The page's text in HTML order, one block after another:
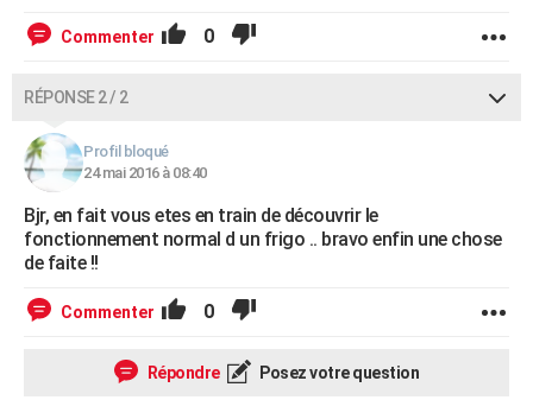
Commenter 0
RÉPONSE 2 / 2
Profil bloqué
24 mai 2016 à 08:40
Bjr, en fait vous etes en train de découvrir le
fonctionnement normal d un frigo .. bravo enfin une chose
de faite !!
Commenter 0
Répondre Posez votre question